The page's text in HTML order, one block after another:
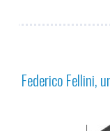
Federico Fellini,